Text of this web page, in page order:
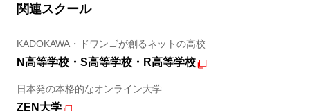
関連スクール
KADOKAWA・ドワンゴが創るネットの高校
N高等学校・S高等学校・R高等学校
日本発の本格的なオンライン大学
ZEN大学